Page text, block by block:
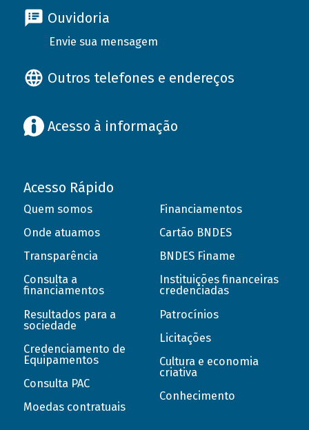
Ouvidoria
Envie sua mensagem
Outros telefones e endereços
Acesso à informação
Acesso Rápido
Quem somos
Onde atuamos
Transparência
Consulta a
financiamentos
Resultados para a
sociedade
Credenciamento de
Equipamentos
Consulta PAC
Moedas contratuais
Financiamentos
Cartão BNDES
BNDES Finame
Instituições financeiras
credenciadas
Patrocínios
Licitações
Cultura e economia
criativa
Conhecimento